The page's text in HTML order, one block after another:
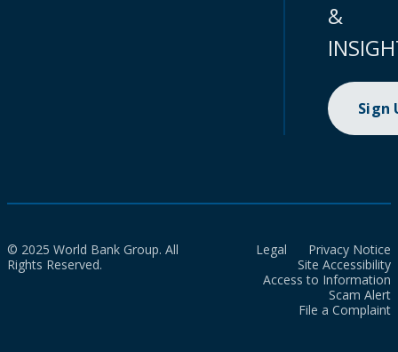
&
Sign
© 2025 World Bank Group. All
Rights Reserved.
Legal
Privacy Notice
Site Accessibility
Access to Information
Scam Alert
File a Complaint